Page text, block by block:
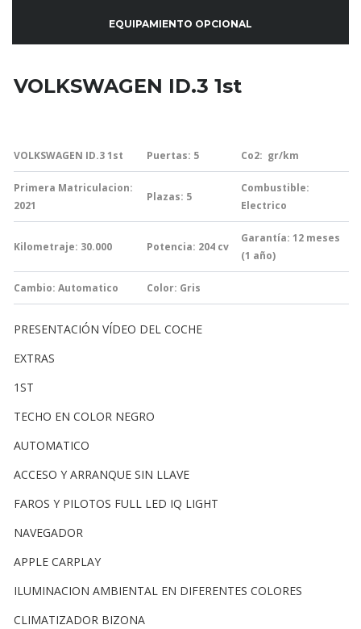
EQUIPAMIENTO OPCIONAL
VOLKSWAGEN ID.3 1st
VOLKSWAGEN ID.3 1st Puertas: 5 Co2: gr/km
Primera Matriculacion:
2021
Plazas: 5
Combustible:
Electrico
Kilometraje: 30.000 Potencia: 204 cv
Garantía: 12 meses
(1 año)
Cambio: Automatico Color: Gris
PRESENTACIÓN VÍDEO DEL COCHE
EXTRAS
1ST
TECHO EN COLOR NEGRO
AUTOMATICO
ACCESO Y ARRANQUE SIN LLAVE
FAROS Y PILOTOS FULL LED IQ LIGHT
NAVEGADOR
APPLE CARPLAY
ILUMINACION AMBIENTAL EN DIFERENTES COLORES
CLIMATIZADOR BIZONA